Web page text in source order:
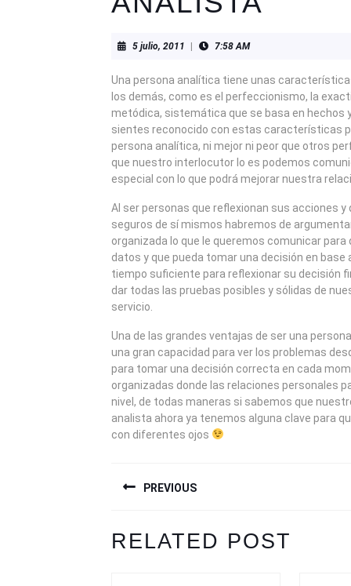
5 julio, 2011
2011
7:58 AM
Una persona analítica tiene unas
los demás, como es el perfeccionismo, la
metódica, sistemática que se basa en hechos
sientes reconocido con estas características
persona analítica, ni mejor ni peor que otros
que nuestro interlocutor lo es podemos
especial con lo que podrá mejorar nuestra
Al ser personas que reflexionan sus acciones
seguros de sí mismos habremos de
organizada lo que le queremos comunicar
datos y que pueda tomar una decisión en base
tiempo suficiente para reflexionar su decisión
dar todas las pruebas posibles y sólidas de
servicio.
Una de las grandes ventajas de ser una
una gran capacidad para ver los problemas
para tomar una decisión correcta en cada
organizadas donde las relaciones personales
nivel, de todas maneras si sabemos que
analista ahora ya tenemos alguna clave para
con diferentes ojos
DE
ENTRADAS
PREVIOUS
post:
RELATED POST